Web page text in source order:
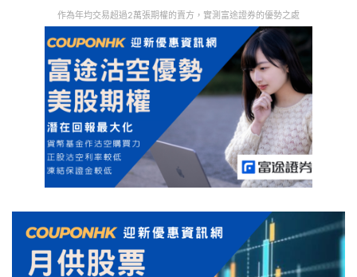
作為年均交易超過2萬張期權的賣方，實測富途證券的優勢之處